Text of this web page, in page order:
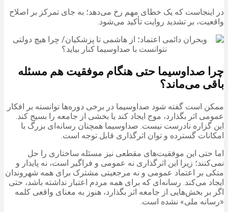
در اینجاست که یک خطای مهم رخ می‌دهد؛ به جای تمرکز بر اصلاح
واقعیت، بر تشدید روایت تأکید می‌شود.
چرا صداوسیما حتی هنگام موفقیت هم مسئله
باقی می‌ماند؟
ممکن است گفته شود صداوسیما در برخی دوره‌ها توانسته بر افکار
عمومی اثر بگذارد، موج ایجاد کند یا بخشی از جامعه را بسیج کند.
این گزاره نادرست نیست. صداوسیما همچنان رسانه‌ای بزرگ با
امکانات گسترده و توان اثرگذاری قابل توجه است.
اما حتی این موفقیت‌های مقطعی نیز مسئله ساختاری را حل
نمی‌کنند؛ زیرا این اثرگذاری نه عمومی و فراگیر است، نه پایدار و
متکی بر اعتماد عمومی و نه مرجعیتی مشترک برای همه شهروندان
ایجاد می‌کند. رسانه‌ای که برای همه مردم اعتبار نداشته باشد، حتی
اگر بر بخش‌هایی از جامعه اثر بگذارد، هنوز به معنای واقعی کلمه
«رسانه ملی» نشده است.